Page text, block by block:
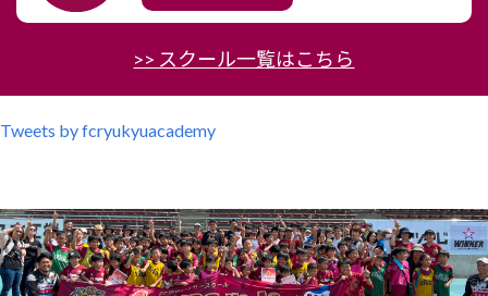
>> スクール一覧はこちら
Tweets by fcryukyuacademy